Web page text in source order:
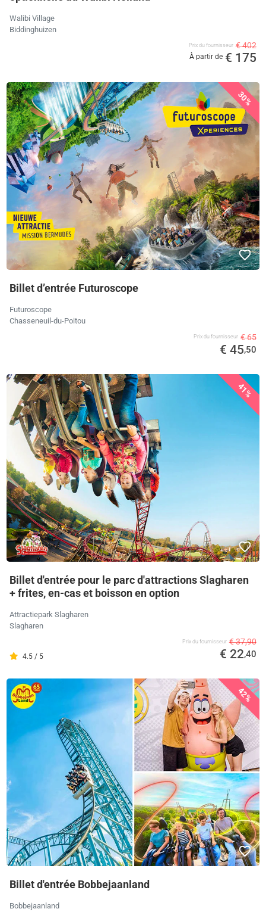
Walibi Village
Biddinghuizen
Prix ​​du fournisseur € 402
À partir de € 175
30%
Billet d’entrée Futuroscope
Futuroscope
Chasseneuil-du-Poitou
Prix ​​du fournisseur € 65
€ 45,50
41%
Billet d'entrée pour le parc d'attractions Slagharen
+ frites, en-cas et boisson en option
Attractiepark Slagharen
Slagharen
4.5 / 5
Prix ​​du fournisseur € 37,90
€ 22,40
42%
Billet d'entrée Bobbejaanland
Bobbejaanland